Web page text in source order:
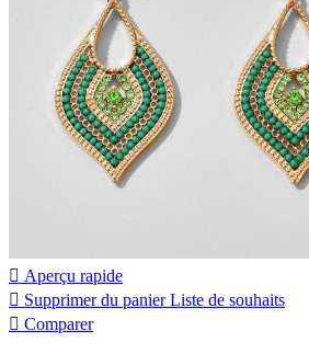
 Aperçu rapide
 Supprimer du panier Liste de souhaits
 Comparer